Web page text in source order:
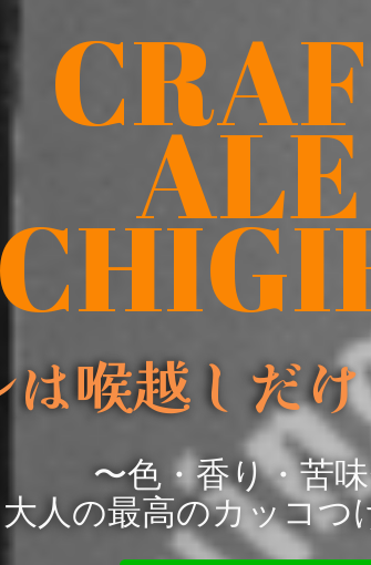
ALE
喉越しだ
〜色・香り・苦
大人の最高のカッコつ